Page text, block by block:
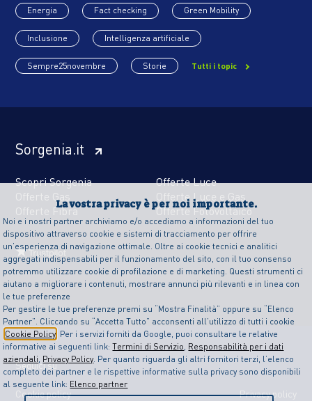
La vostra privacy è per noi importante.
Noi e i nostri partner archiviamo e/o accediamo a informazioni del tuo
dispositivo attraverso cookie e sistemi di tracciamento per offrire
un’esperienza di navigazione ottimale. Oltre ai cookie tecnici e analitici
aggregati indispensabili per il funzionamento del sito, con il tuo consenso
potremmo utilizzare cookie di profilazione e di marketing. Questi strumenti ci
aiutano a migliorare i contenuti, mostrare annunci più rilevanti e in linea con
le tue preferenze
Per gestire le tue preferenze premi su “Mostra Finalità” oppure su “Elenco
Partner”. Cliccando su “Accetta Tutto” acconsenti all’utilizzo di tutti i cookie
Cookie Policy . Per i servizi forniti da Google, puoi consultare le relative
informative ai seguenti link:Termini di Servizio, Responsabilità per i dati
aziendali, Privacy Policy. Per quanto riguarda gli altri fornitori terzi, l’elenco
completo dei partner e le rispettive informative sulla privacy sono disponibili
al seguente link: Elenco partner
Energia Fact checking Green Mobility
Inclusione Intelligenza artificiale
Sempre25novembre Storie Tutti i topic
Sorgenia.it
Scopri Sorgenia
Offerte Luce
Offerte Gas
Offerte Luce e Gas
Offerte Fibra
Offerte Fotovoltaico
Seguici su
Cookie policy Privacy policy